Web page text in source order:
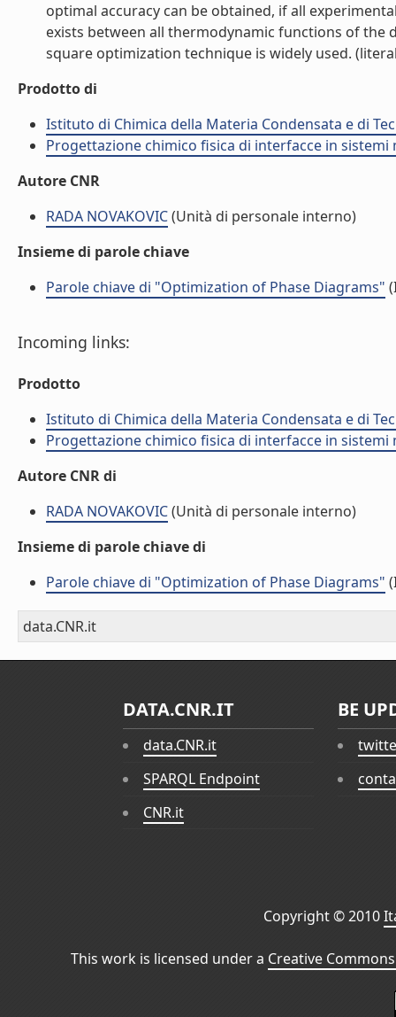
optimal accuracy can be obtained, if all
exists between all thermodynamic functions of the
square optimization technique is widely used.
Prodotto di
Istituto di Chimica della Materia Condensata e di
Progettazione chimico fisica di interfacce in sistemi
Autore CNR
RADA NOVAKOVIC(Unità di personale interno)
Insieme di parole chiave
Parole chiave di "Optimization of Phase Diagrams"
Incoming links:
Prodotto
Istituto di Chimica della Materia Condensata e di
Progettazione chimico fisica di interfacce in sistemi
Autore CNR di
RADA NOVAKOVIC(Unità di personale interno)
Insieme di parole chiave di
Parole chiave di "Optimization of Phase Diagrams"
data.CNR.it
DATA.CNR.IT
data.CNR.it
SPARQL Endpoint
CNR.it
BE
Copyright © 2010
This work is licensed under a Creative